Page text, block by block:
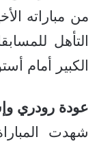
من مباراته
التأهل
الكبير أمام
عودة رودري
شهدت